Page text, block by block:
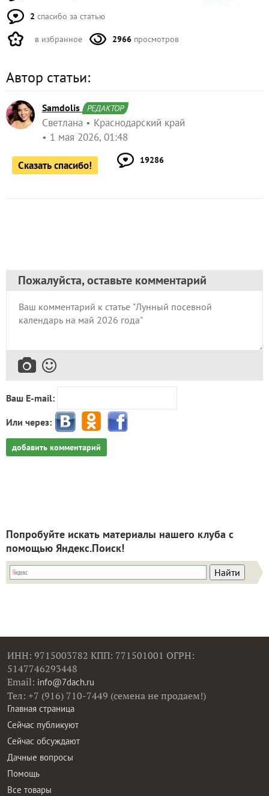
2 спасибо за статью
в избранное 2966 просмотров
Автор статьи:
Samdolis РЕДАКТОР
Светлана
Краснодарский край
1 мая 2026, 01:48
Сказать спасибо! 19286
Пожалуйста, оставьте комментарий
Ваш E-mail:
Или через:
добавить комментарий
Попробуйте искать материалы нашего клуба с
помощью Яндекс.Поиск!
ИНН: 9715003782 КПП: 771501001 ОГРН:
5147746293448
Email: info@7dach.ru
Тел: +7 (916) 710-7449 (семена не продаем!)
Главная страница
Сейчас публикуют
Сейчас обсуждают
Дачные вопросы
Помощь
Все товары